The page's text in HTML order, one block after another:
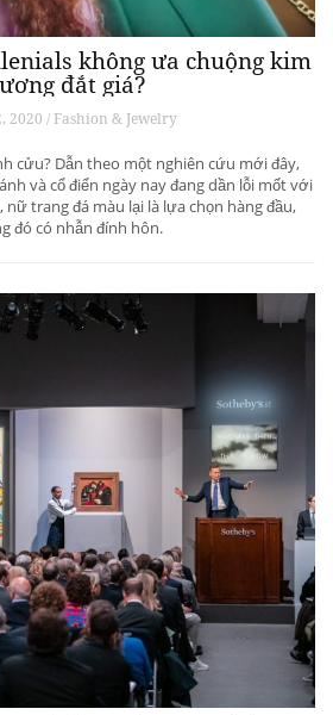
không ưa chuộng kim
đắt giá?
2020 / Fashion & Jewelry
cửu? Dẫn theo một nghiên cứu mới đây,
và cổ điển ngày nay đang dần lỗi mốt với
nữ trang đá màu lại là lựa chọn hàng đầu,
đó có nhẫn đính hôn.